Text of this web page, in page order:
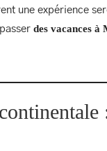
EXCURSIONS
PIZZ'AURORA
une expérience
des vacances à